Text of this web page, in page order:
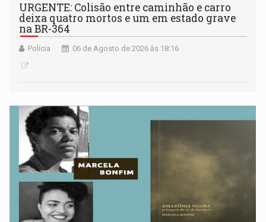
URGENTE: Colisão entre caminhão e carro
deixa quatro mortos e um em estado grave
na BR-364
Polícia 06 de Agosto de 2026 às 18:16